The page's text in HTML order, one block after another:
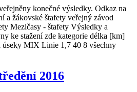
konečné výsledky. Odkaz na
a žákovské štafety veřejný závod
Mezičasy - štafety Výsledky a
ke stažení zde kategorie délka [km]
MIX Linie 1,7 40 8 všechny
2016